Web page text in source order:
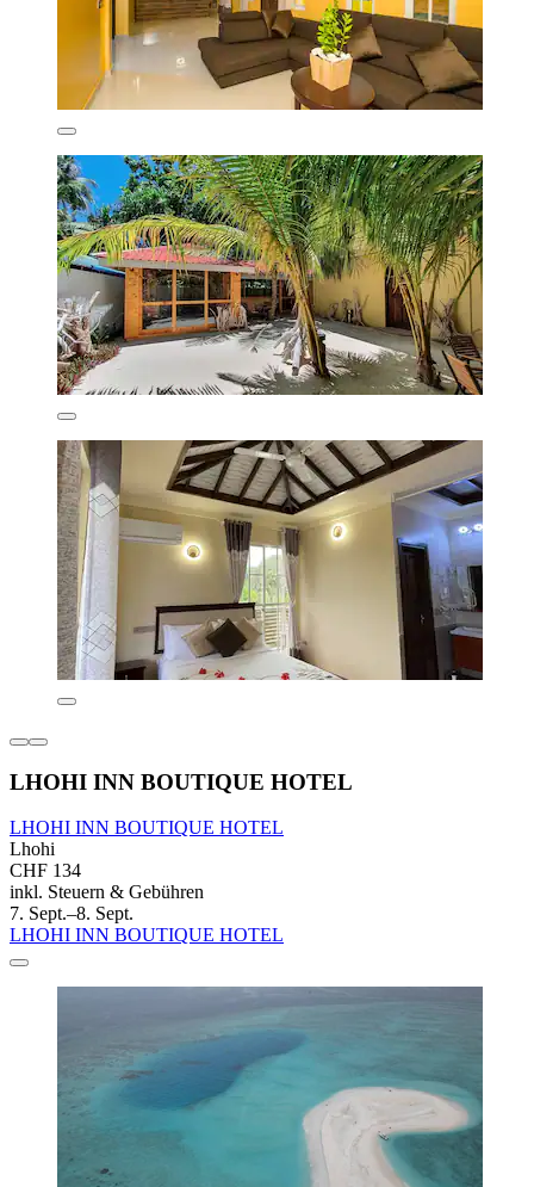
LHOHI INN BOUTIQUE HOTEL
LHOHI INN BOUTIQUE HOTEL
Lhohi
CHF 134
inkl. Steuern & Gebühren
7. Sept.–8. Sept.
LHOHI INN BOUTIQUE HOTEL